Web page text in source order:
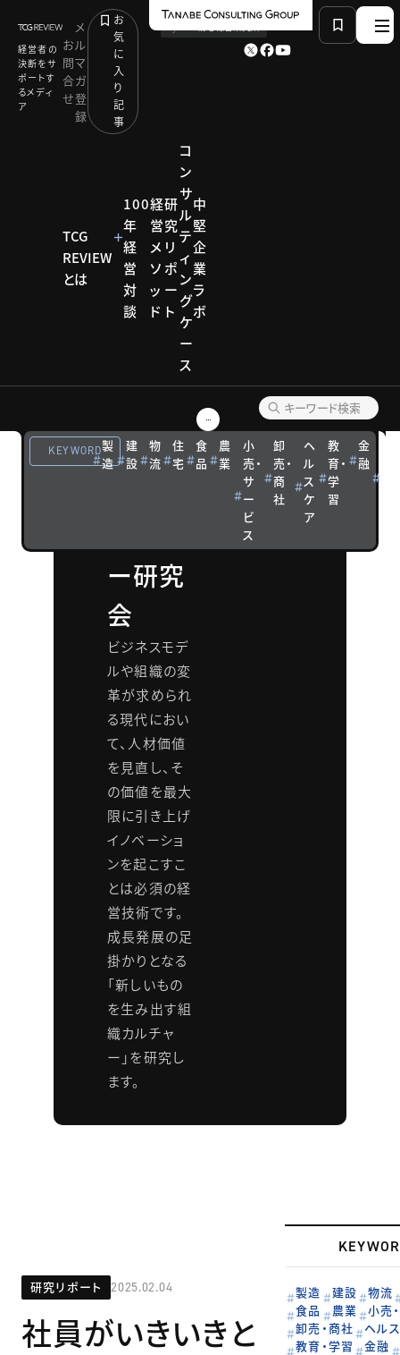
経営者の
決断をサ
ポートす
るメディ
ア
お
問
合
せ
メ
ル
マ
ガ
登
録
お
気
に
入
り
記
事
TCG
REVIEW
とは
100
年
経
営
対
談
経
営
メ
ソ
ッ
ド
研
究
リ
ポ
ー
ト
コ
ン
サ
ル
テ
ィ
ン
グ
ケ
ー
ス
中
堅
企
業
ラ
ボ
KEYWORD製
造
建
設
物
流
住
宅
食
品
農
業
小
売・
サ
ー
ビ
ス
卸
売・
商
社
ヘ
ル
ス
ケ
ア
教
育・
学
習
金
融
研究リポート
エンゲージメントを高める組織カルチャー研究会
社員がいきいきと働く企業文化のつくりかた
研究リポー
ト
エンゲ
ージメ
高める
ー研究
会
ビジネスモデ
ルや組織の変
革が求められ
る現代におい
て、人材価値
を見直し、そ
の価値を最大
限に引き上げ
イノベーショ
ンを起こすこ
とは必須の経
営技術です。
成長発展の足
掛かりとなる
「新しいもの
を生み出す組
織カルチャ
ー」を研究し
ます。
研究リポート 2025.02.04
社員がいきいきと
製造 建設
物流
食品
農業
小売
卸売・商社
ヘル
教育・学習
金融